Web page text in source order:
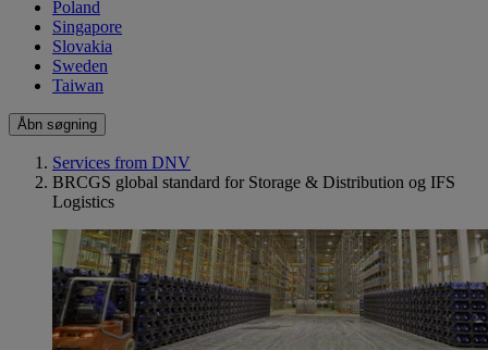
Poland
Singapore
Slovakia
Sweden
Taiwan
Åbn søgning
Services from DNV
BRCGS global standard for Storage & Distribution og IFS
Logistics